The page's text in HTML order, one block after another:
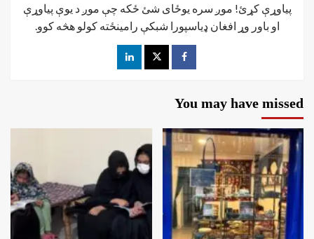
پیاوړې کړئ! موږ سره یوځای شئ ځکه چې موږ د یوې پیاوړې
او باور وړ افغان ډیاسپورا شبکې رامینځته کولو هڅه کوو.
You may have missed